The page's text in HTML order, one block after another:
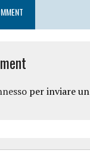
per inviare un